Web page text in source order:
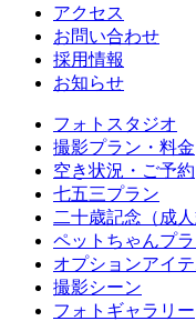
アクセス
お問い合わせ
採用情報
お知らせ
フォトスタジオ
撮影プラン・料金
空き状況・ご予約
七五三プラン
二十歳記念（成
ペットちゃんプ
オプションアイ
撮影シーン
フォトギャラリー